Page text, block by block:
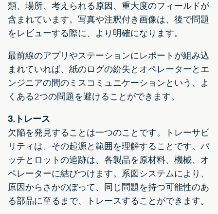
類、場所、考えられる原因、重大度のフィールドが
含まれています。写真や注釈付き画像は、後で問題
をレビューする際に、より明確になります。
最前線のアプリやステーションにレポートが組み込
まれていれば、紙のログの紛失とオペレーターとエ
ンジニアの間のミスコミュニケーションという、よ
くある2つの問題を避けることができます。
3.トレース
欠陥を発見することは一つのことです。トレーサビ
リティは、その起源と範囲を理解することです。バ
ッチとロットの追跡は、各製品を原材料、機械、オ
ペレーターに結びつけます。系図システムにより、
原因からさかのぼって、同じ問題を持つ可能性のあ
る部品に至るまで、トレースすることができます。